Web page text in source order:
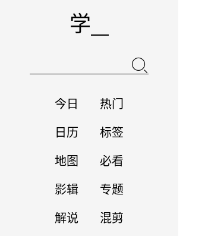
学
今日 热门
日历 标签
地图 必看
影辑 专题
解说 混剪